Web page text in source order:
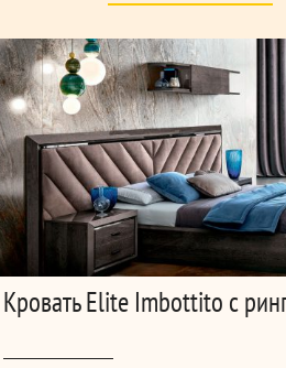
Кровать Elite Imbottito с